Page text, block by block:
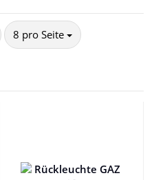
8 pro Seite
pro Seite